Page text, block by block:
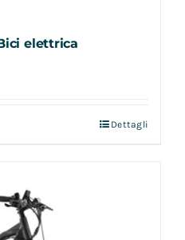
elettrica
Dettagli